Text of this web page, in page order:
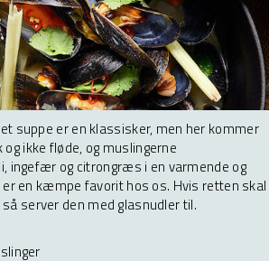
suppe er en klassisker, men her kommer
ikke fløde, og muslingerne
ingefær og citrongræs i en varmende og
en kæmpe favorit hos os. Hvis retten skal
server den med glasnudler til.